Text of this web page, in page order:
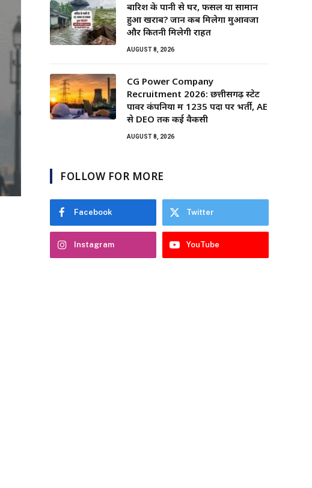
बारिश के पानी से घर, फसल या सामान
हुआ खराब? जानें कब मिलेगा मुआवजा
और कितनी मिलेगी राहत
AUGUST 8, 2026
CG Power Company
Recruitment 2026: छत्तीसगढ़ स्टेट
पावर कंपनियों में 1235 पदों पर भर्ती, AE
से DEO तक कई वैकेंसी
AUGUST 8, 2026
FOLLOW FOR MORE
Facebook Twitter
Instagram YouTube